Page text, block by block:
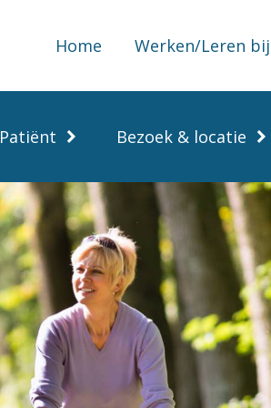
Home Werken/Leren bij
Patiënt Bezoek & locatie